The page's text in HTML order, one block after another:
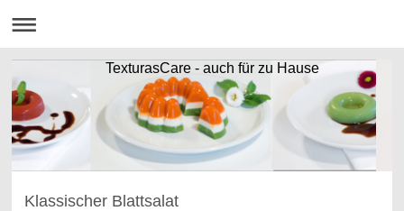
TexturasCare - auch für zu Hause
Klassischer Blattsalat